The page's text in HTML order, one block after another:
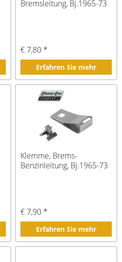
Bremsleitung, Bj.1965-73
€ 7,80 *
Erfahren Sie mehr
Klemme, Brems-
Benzinleitung, Bj.1965-73
€ 7,90 *
Erfahren Sie mehr